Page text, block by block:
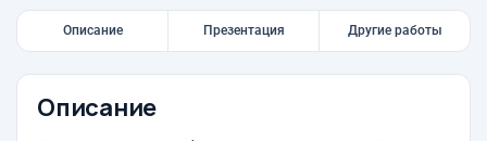
Описание Презентация Другие работы
Описание